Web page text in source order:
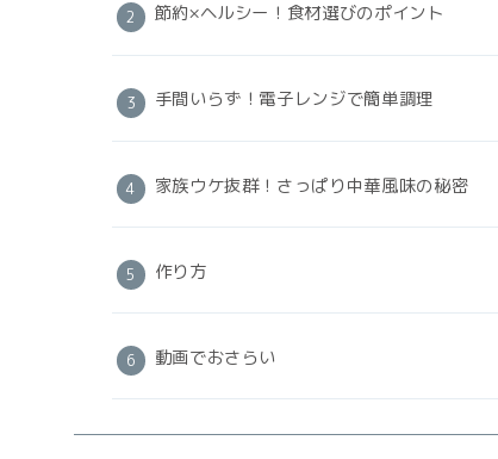
節約×ヘルシー！食材選びのポイント
手間いらず！電子レンジで簡単調理
家族ウケ抜群！さっぱり中華風味の秘密
作り方
動画でおさらい